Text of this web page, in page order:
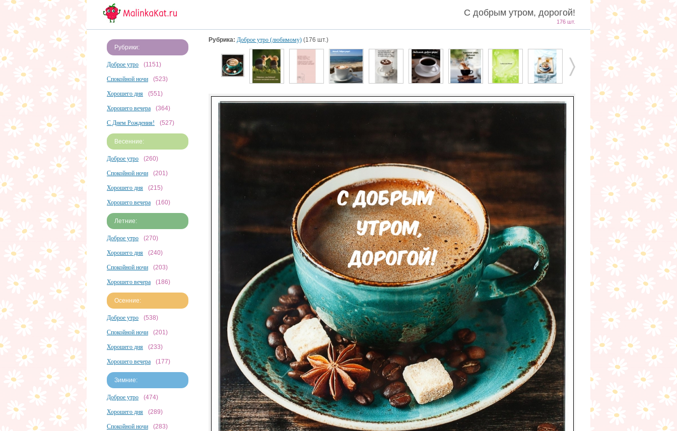
С добрым утром, дорогой!
176 шт.
Рубрики:
Доброе утро (1151)
Спокойной ночи (523)
Хорошего дня (551)
Хорошего вечера (364)
С Днем Рождения! (527)
Весенние:
Доброе утро (260)
Спокойной ночи (201)
Хорошего дня (215)
Хорошего вечера (160)
Летние:
Доброе утро (270)
Хорошего дня (240)
Спокойной ночи (203)
Хорошего вечера (186)
Осенние:
Доброе утро (538)
Спокойной ночи (201)
Хорошего дня (233)
Хорошего вечера (177)
Зимние:
Доброе утро (474)
Хорошего дня (289)
Спокойной ночи (283)
Рубрика: Доброе утро (любимому) (176 шт.)